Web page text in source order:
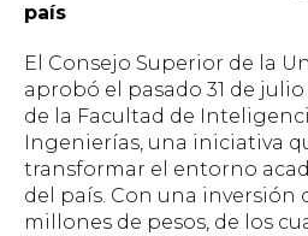
país
El Consejo Superior de la
aprobó el pasado 31 de
de la Facultad de
Ingenierías, una iniciativa
transformar el entorno
del país. Con una inversión
millones de pesos, de los